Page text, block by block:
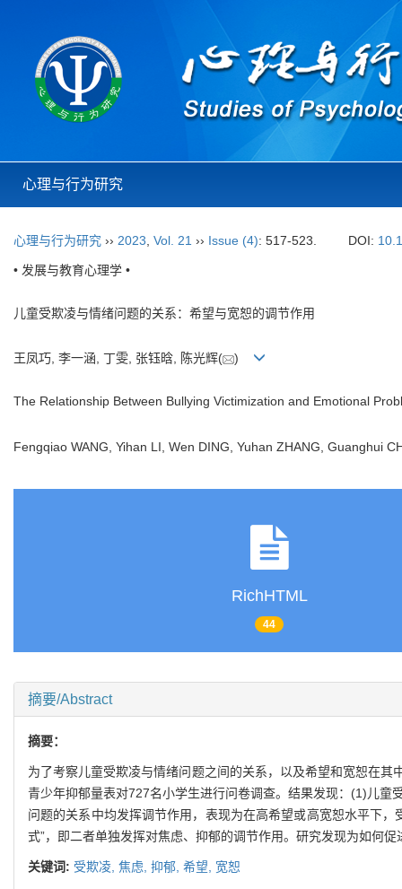
心理与行为研究
心理与行为研究 ›› 2023 Vol. 21 ›› Issue (4): 517-523. DOI:
• 发展与教育心理学 •
儿童受欺凌与情绪问题的关系：希望与宽恕的调节作用
王凤巧, 李一涵, 丁雯, 张钰晗, 陈光辉( )
The Relationship Between Bullying Victimization and Emotional
Fengqiao WANG, Yihan LI, Wen DING, Yuhan ZHANG, Guanghui
RichHTML
44
摘要/Abstract
摘要：
为了考察儿童受欺凌与情绪问题之间的关系，以及希望和宽恕在
青少年抑郁量表对727名小学生进行问卷调查。结果发现：(1)儿
问题的关系中均发挥调节作用，表现为在高希望或高宽恕水平下
式”，即二者单独发挥对焦虑、抑郁的调节作用。研究发现为如何
关键词: 受欺凌, 焦虑, 抑郁, 希望, 宽恕